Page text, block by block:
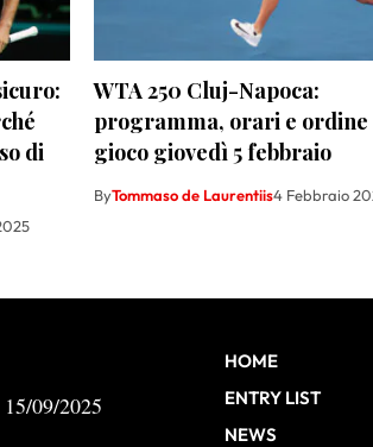
di
WTA 250 Cluj-Napoca:
programma, orari e ordine
gioco giovedì 5 febbraio
ByTommaso de Laurentiis4 Febbraio
09/2025
HOME
ENTRY LIST
NEWS